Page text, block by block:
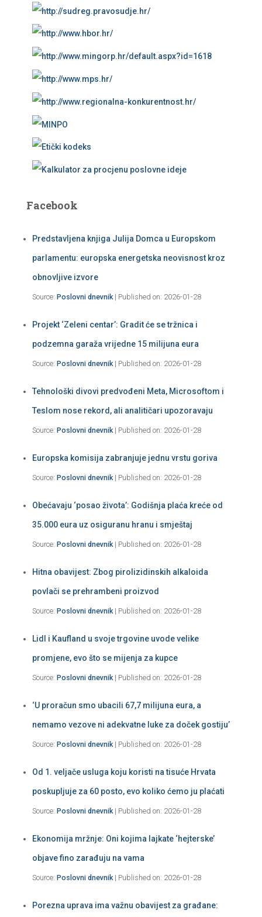
Facebook
Predstavljena knjiga Julija Domca u Europskom
parlamentu: europska energetska neovisnost kroz
obnovljive izvore
Source: Poslovni dnevnik Published on: 2026-01-28
Projekt ‘Zeleni centar’: Gradit će se tržnica i
podzemna garaža vrijedne 15 milijuna eura
Source: Poslovni dnevnik Published on: 2026-01-28
Tehnološki divovi predvođeni Meta, Microsoftom i
Teslom nose rekord, ali analitičari upozoravaju
Source: Poslovni dnevnik Published on: 2026-01-28
Europska komisija zabranjuje jednu vrstu goriva
Source: Poslovni dnevnik Published on: 2026-01-28
Obećavaju ‘posao života’: Godišnja plaća kreće od
35.000 eura uz osiguranu hranu i smještaj
Source: Poslovni dnevnik Published on: 2026-01-28
Hitna obavijest: Zbog pirolizidinskih alkaloida
povlači se prehrambeni proizvod
Source: Poslovni dnevnik Published on: 2026-01-28
Lidl i Kaufland u svoje trgovine uvode velike
promjene, evo što se mijenja za kupce
Source: Poslovni dnevnik Published on: 2026-01-28
‘U proračun smo ubacili 67,7 milijuna eura, a
nemamo vezove ni adekvatne luke za doček gostiju’
Source: Poslovni dnevnik Published on: 2026-01-28
Od 1. veljače usluga koju koristi na tisuće Hrvata
poskupljuje za 60 posto, evo koliko ćemo ju plaćati
Source: Poslovni dnevnik Published on: 2026-01-28
Ekonomija mržnje: Oni kojima lajkate ‘hejterske’
objave fino zarađuju na vama
Source: Poslovni dnevnik Published on: 2026-01-28
Porezna uprava ima važnu obavijest za građane: